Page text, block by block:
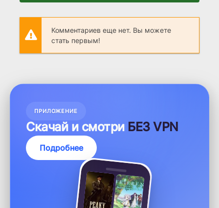
Комментариев еще нет. Вы можете
стать первым!
ПРИЛОЖЕНИЕ
Скачай и смотри БЕЗ VPN
Подробнее